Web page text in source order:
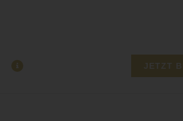
JETZT